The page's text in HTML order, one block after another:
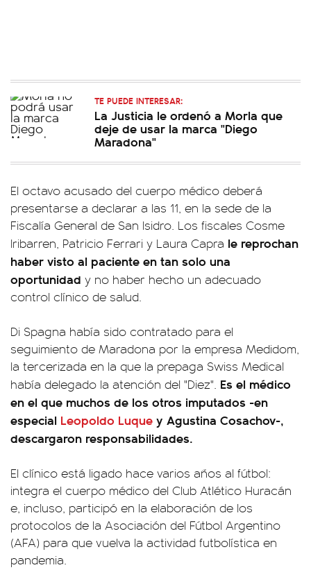
TE PUEDE INTERESAR:
La Justicia le ordenó a Morla que
deje de usar la marca "Diego
Maradona"
El octavo acusado del cuerpo médico deberá
presentarse a declarar a las 11, en la sede de la
Fiscalía General de San Isidro. Los fiscales Cosme
Iribarren, Patricio Ferrari y Laura Capra le reprochan
haber visto al paciente en tan solo una
oportunidad y no haber hecho un adecuado
control clínico de salud.
Di Spagna había sido contratado para el
seguimiento de Maradona por la empresa Medidom,
la tercerizada en la que la prepaga Swiss Medical
había delegado la atención del "Diez". Es el médico
en el que muchos de los otros imputados -en
especial Leopoldo Luque y Agustina Cosachov-,
descargaron responsabilidades.
El clínico está ligado hace varios años al fútbol:
integra el cuerpo médico del Club Atlético Huracán
e, incluso, participó en la elaboración de los
protocolos de la Asociación del Fútbol Argentino
(AFA) para que vuelva la actividad futbolística en
pandemia.